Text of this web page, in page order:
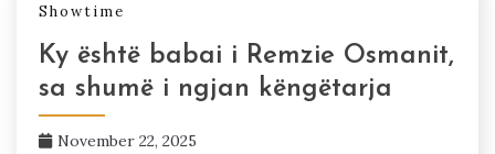
Showtime
Ky është babai i Remzie Osmanit,
sa shumë i ngjan këngëtarja
November 22, 2025